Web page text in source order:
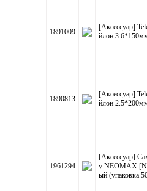
1891009
[Аксессуар]
йлон
1890813
[Аксессуар]
йлон
1961294
[Аксессуар]
у NEOMAX
ый (упаковка